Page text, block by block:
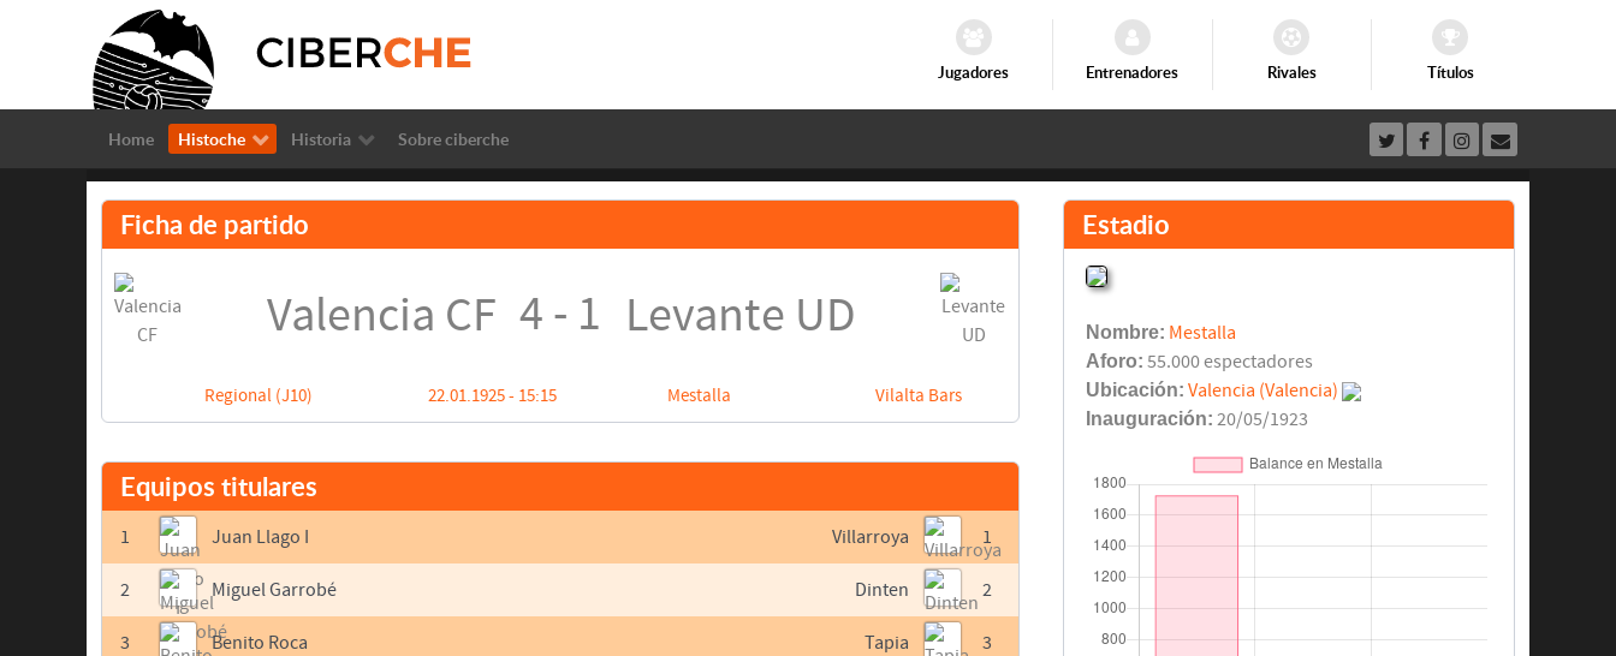
Jugadores Entrenadores Rivales Títulos
Home Histoche Historia Sobre ciberche
Ficha de partido
Valencia CF 4 - 1 Levante UD
Regional (J10) 22.01.1925 - 15:15 Mestalla Vilalta Bars
Equipos titulares
1 Juan Llago I
2 Miguel Garrobé
3 Benito Roca
1
Villarroya
2
Dinten
3
Tapia
Estadio
Nombre: Mestalla
Aforo: 55.000 espectadores
Ubicación: Valencia (Valencia)
Inauguración: 20/05/1923